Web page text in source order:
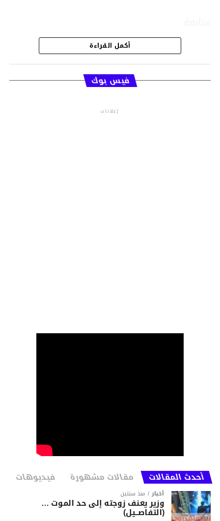
قسم الاخبار
أكمل القراءة
فيس بوك
إعلانات
أحدث المقالات مقالات مشهورة فيديوهات
أخبار منذ سنتين
وزير يعنف زوجته إلى حد الموت …
(التفاصــيل)